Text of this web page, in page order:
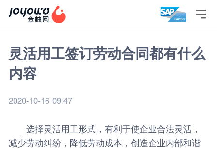

灵活用工签订劳动合同都有什么
内容
2020-10-16 09:47
选择灵活用工形式，有利于使企业合法灵活，
减少劳动纠纷，降低劳动成本，创造企业内部和谐